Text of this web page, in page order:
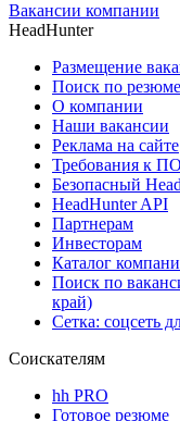
Вакансии компании
HeadHunter
Размещение
Поиск по резюме
О компании
Наши вакансии
Реклама на сайте
Требования к ПО
Безопасный
HeadHunter API
Партнерам
Инвесторам
Каталог
Поиск по
край)
Сетка: соцсеть
Соискателям
hh PRO
Готовое резюме